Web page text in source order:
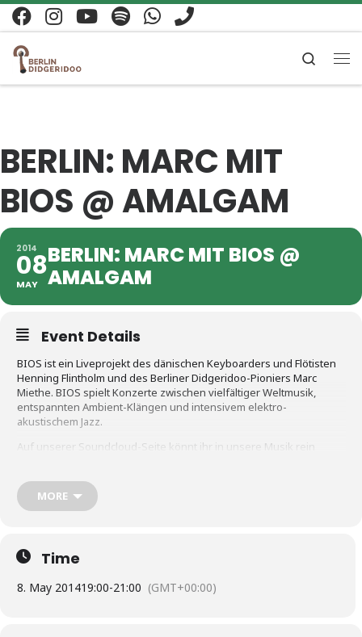
Zum Inhalt springen
Search
BERLIN: MARC MIT
BIOS @ AMALGAM
2014
08
MAY
BERLIN: MARC MIT BIOS @
AMALGAM
Event Details
BIOS ist ein Liveprojekt des dänischen Keyboarders und Flötisten
Henning Flintholm und des Berliner Didgeridoo-Pioniers Marc
Miethe. BIOS spielt Konzerte zwischen vielfältiger Weltmusik,
entspannten Ambient-Klängen und intensivem elektro-
akustischem Jazz.
Auf unserer Soundcloud-Seite könnt ihr in unsere Musik rein
Mehr Infos über uns findet sich auf unsere Webseiten
www.flintholm.com
MORE
Time
8. May 201419:00-21:00 (GMT+00:00)